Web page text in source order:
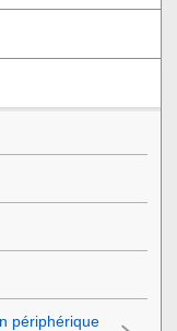
périphérique